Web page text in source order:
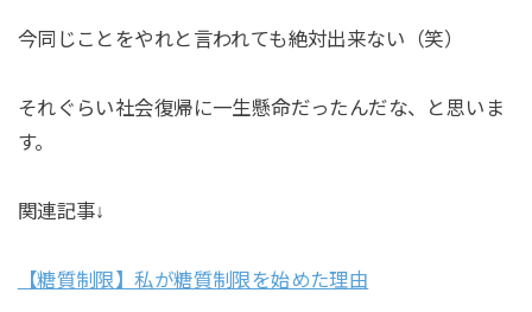
今同じことをやれと言われても絶対出来ない（笑）
それぐらい社会復帰に一生懸命だったんだな、と思いま
す。
関連記事↓
【糖質制限】私が糖質制限を始めた理由